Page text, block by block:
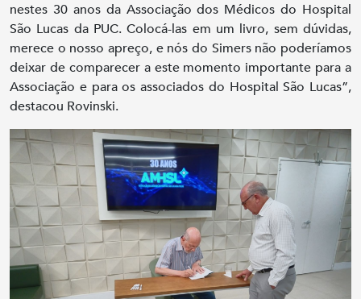
nestes 30 anos da Associação dos Médicos do Hospital
São Lucas da PUC. Colocá-las em um livro, sem dúvidas,
merece o nosso apreço, e nós do Simers não poderíamos
deixar de comparecer a este momento importante para a
Associação e para os associados do Hospital São Lucas”,
destacou Rovinski.